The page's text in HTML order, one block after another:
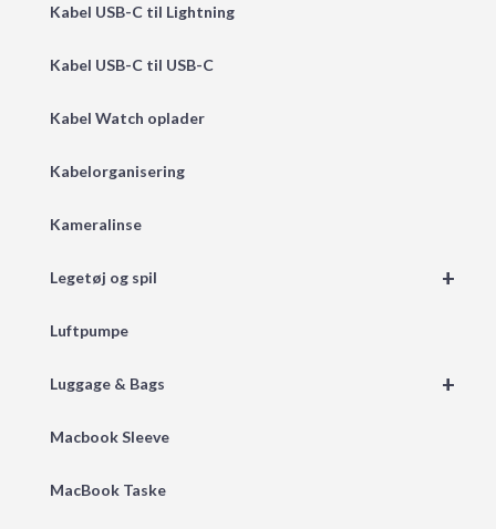
Kabel USB-C til Lightning
Kabel USB-C til USB-C
Kabel Watch oplader
Kabelorganisering
Kameralinse
+
Legetøj og spil
Luftpumpe
+
Luggage & Bags
Macbook Sleeve
MacBook Taske